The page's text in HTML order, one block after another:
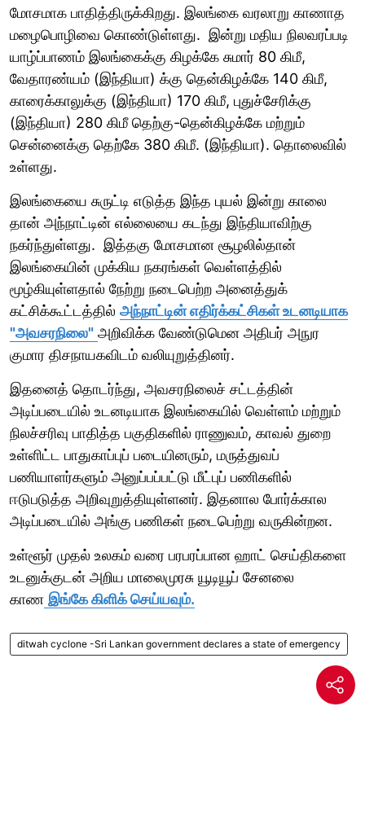
மோசமாக பாதித்திருக்கிறது. இலங்கை வரலாறு காணாத
மழைபொழிவை கொண்டுள்ளது. இன்று மதிய நிலவரப்படி
யாழ்ப்பாணம் இலங்கைக்கு கிழக்கே சுமார் 80 கிமீ,
வேதாரண்யம் (இந்தியா) க்கு தென்கிழக்கே 140 கிமீ,
காரைக்காலுக்கு (இந்தியா) 170 கிமீ, புதுச்சேரிக்கு
(இந்தியா) 280 கிமீ தெற்கு-தென்கிழக்கே மற்றும்
சென்னைக்கு தெற்கே 380 கிமீ. (இந்தியா). தொலைவில்
உள்ளது.
இலங்கையை சுருட்டி எடுத்த இந்த புயல் இன்று காலை
தான் அந்நாட்டின் எல்லையை கடந்து இந்தியாவிற்கு
நகர்ந்துள்ளது. இத்தகு மோசமான சூழலில்தான்
இலங்கையின் முக்கிய நகரங்கள் வெள்ளத்தில்
மூழ்கியுள்ளதால் நேற்று நடைபெற்ற அனைத்துக்
கட்சிக்கூட்டத்தில் அந்நாட்டின் எதிர்க்கட்சிகள் உடனடியாக
"அவசரநிலை" அறிவிக்க வேண்டுமென அதிபர் அநுர
குமார திசநாயகவிடம் வலியுறுத்தினர்.
இதனைத் தொடர்ந்து, அவசரநிலைச் சட்டத்தின்
அடிப்படையில் உடனடியாக இலங்கையில் வெள்ளம் மற்றும்
நிலச்சரிவு பாதித்த பகுதிகளில் ராணுவம், காவல் துறை
உள்ளிட்ட பாதுகாப்புப் படையினரும், மருத்துவப்
பணியாளர்களும் அனுப்பப்பட்டு மீட்புப் பணிகளில்
ஈடுபடுத்த அறிவுறுத்தியுள்ளனர். இதனால போர்க்கால
அடிப்படையில் அங்கு பணிகள் நடைபெற்று வருகின்றன.
உள்ளூர் முதல் உலகம் வரை பரபரப்பான ஹாட் செய்திகளை
உடனுக்குடன் அறிய மாலைமுரசு யூடியூப் சேனலை
காண இங்கே கிளிக் செய்யவும்.
ditwah cyclone -Sri Lankan government declares a state of emergency